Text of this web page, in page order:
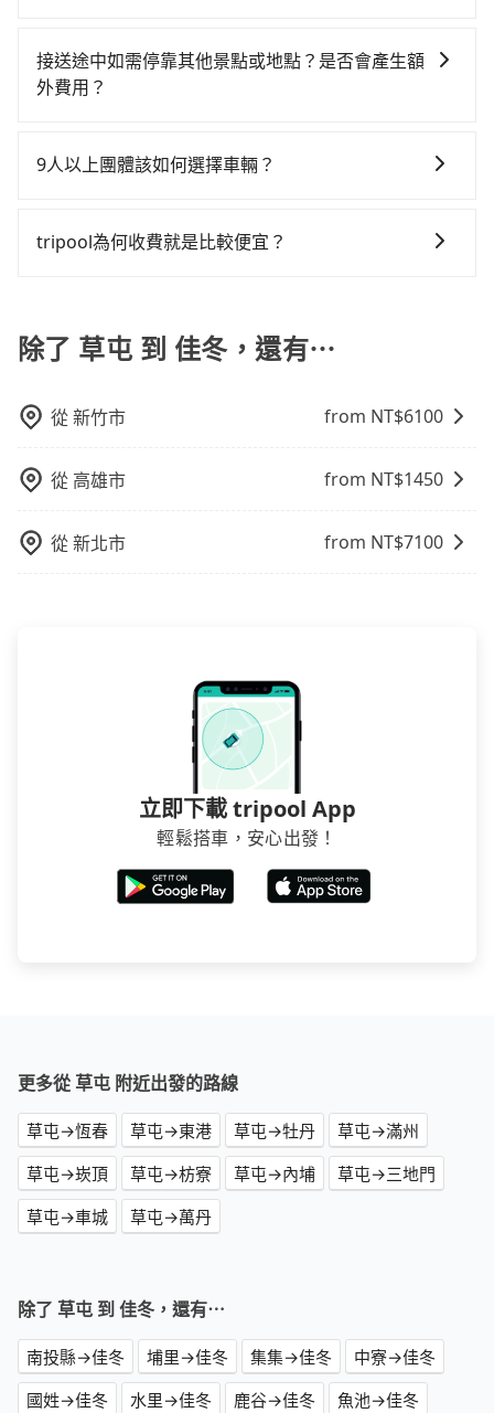
市的500倍。縱使幸運攔到一輛小黃了，南投縣少部分小
黃司機不按表收費，看乘客是外地人便漫天喊價或恣意
而不預約包車，不僅每人至少額外負擔60元車資，而且
的拼車共乘服務，最多可再節省50%的交通費用。
Vios這類乘坐體驗較差的車款，如果人數超過四位，更
是沒有較大的七人座或九人座可供選擇，而且無人租車
都好像在開樂透一樣。另外，偶爾也會遇到明明已經預
客的人來說就有不小的風險。最後，雖然路邊隨租隨還
計程車密度為雙北的0.2%，也就是說要臨時叫到小黃的
難度是台北或新北的500倍之多。如果當天或隔天也要原
費，約有58%會採現場議價，建議最好先上網預約，以
同行，卻無自備或加購兒童座椅。提醒您，為了保護孩
童的安全，依道路交通安全規則規定，四歲以下的孩童
落，只要有路能到、Google地圖上能標註、GPS上能找
得到，我們就保證發車。直接在官網上輸入住家地址、
接送途中如需停靠其他景點或地點？是否會產生額
外費用？
靠，您可以參考我們的「加點服務」，每個點距離在 5
您選擇「計時包車」，中途需要加點停靠，則不需要額
9人以上團體該如何選擇車輛？
9人以上之廂型車，其實屬違法。在現行法律下，營業小
行照不符，連司機的駕照都會不符。在路上被警察盤查
請下車終止行程事小，如果發生意外，保險公司可不予
給賭上。通常人數沒有超過10位，建議預約一台九人座
台中巴比較方便。但也有例外，比方說有些山區或路段
台確認。
tripool為何收費就是比較便宜？
因為司機素質比較差、車上會有煙味、或者車齡過大，
但事實恰恰相反。tripool不僅有嚴密的篩選機制，定期
機也絕對不會在車內吸煙，於新冠肺炎期間也絕對全程
因來自於自行研發的AI車輛調度演算法，能有效降低空
車率，也就是提高俗稱「回頭車」的比例。這不僅體現
在成本的控制，更是在傳統旺季（年假、端午、中秋、
雙十等）能用更少的司機來服務更多的旅客，意味著使
要從草屯去佳冬，請儘早下訂以把握最划算的價格。
除了 草屯 到 佳冬，還有⋯
從新竹市 from NT$6100
從 高雄市 from NT$1450
從新北市 from NT$7100
立即下載 tripool App
輕鬆搭車，安心出發！
更多從 草屯 附近出發的路線
草屯→恆春 草屯→東港 草屯→牡丹
草屯→滿州
草屯→崁頂
草屯→枋寮 草屯→內埔
草屯→三地門
草屯→車城
草屯→萬丹
除了 草屯 到 佳冬，還有⋯
南投縣→佳冬 埔里→佳冬 集集→佳冬
中寮→佳冬
國姓→佳冬
水里→佳冬 鹿谷→佳冬
魚池→佳冬